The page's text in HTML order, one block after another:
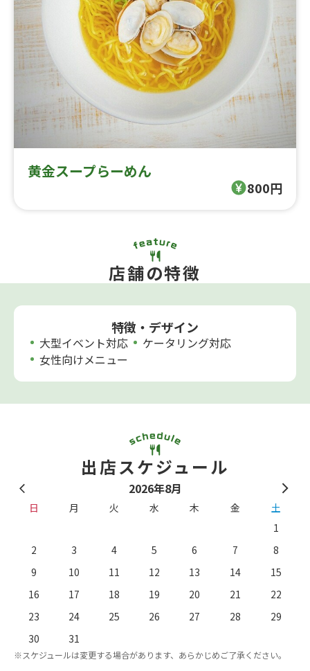
黄金スープらーめん
800円
店舗の特徴
特徴・デザイン
大型イベント対応
ケータリング対応
女性向けメニュー
出店スケジュール
2026年8月
日 月 火 水 木 金
土
1
2
3 4 5 6 7
8
9
10 11 12 13 14
15
16
17 18 19 20 21
22
23
24 25 26 27 28
29
30
31
※スケジュールは変更する場合があります、あらかじめご了承ください。